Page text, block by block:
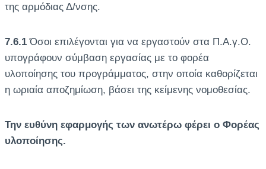
της αρμόδιας Δ/νσης.
7.6.1Όσοι επιλέγονται για να εργαστούν στα Π.Α.γ.Ο.
υπογράφουν σύμβαση εργασίας με το φορέα
υλοποίησης του προγράμματος, στην οποία καθορίζεται
η ωριαία αποζημίωση, βάσει της κείμενης νομοθεσίας.
Την ευθύνη εφαρμογής των ανωτέρω φέρει ο Φορέας
υλοποίησης.